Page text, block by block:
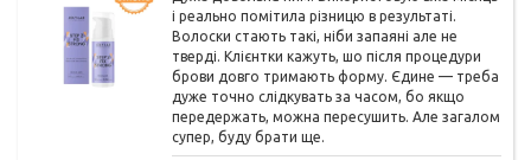
і реально помітила різницю в результаті.
Волоски стають такі, ніби запаяні але не
тверді. Клієнтки кажуть, шо після процедури
брови довго тримають форму. Єдине — треба
дуже точно слідкувать за часом, бо якщо
передержать, можна пересушить. Але загалом
супер, буду брати ще.